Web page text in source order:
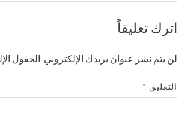
اترك تعليقاً
لن يتم نشر عنوان بريدك الإلكتروني. الحقول
التعليق *